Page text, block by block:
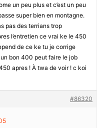
un peu plus et c’est un peu
super bien en montagne.
pas des terrians trop
l’entretien ce vrai ke le 450
de ce ke tu je corrige
bon 400 peut faire le job
apres ! À twa de voir ! c koi
#86320